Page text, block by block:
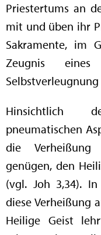
Priestertums an
mit und üben ihr
Sakramente, im
Zeugnis
Selbstverleugnung
Hinsichtlich
pneumatischen
die Verheißung
genügen, den
(vgl. Joh 3,34).
diese Verheißung
Heilige Geist